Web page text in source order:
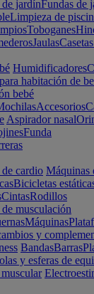
jardínFundas de
Limpieza de
Toboganes
Jaulas
Humidificadores
habitación de
bebé
Accesorios
Aspirador nasal
Funda
cardio Máquinas
Bicicletas
CintasRodillos
musculación
Máquinas
y
BandasBarras
y esferas de